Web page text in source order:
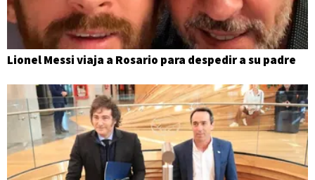
Lionel Messi viaja a Rosario para despedir a su padre